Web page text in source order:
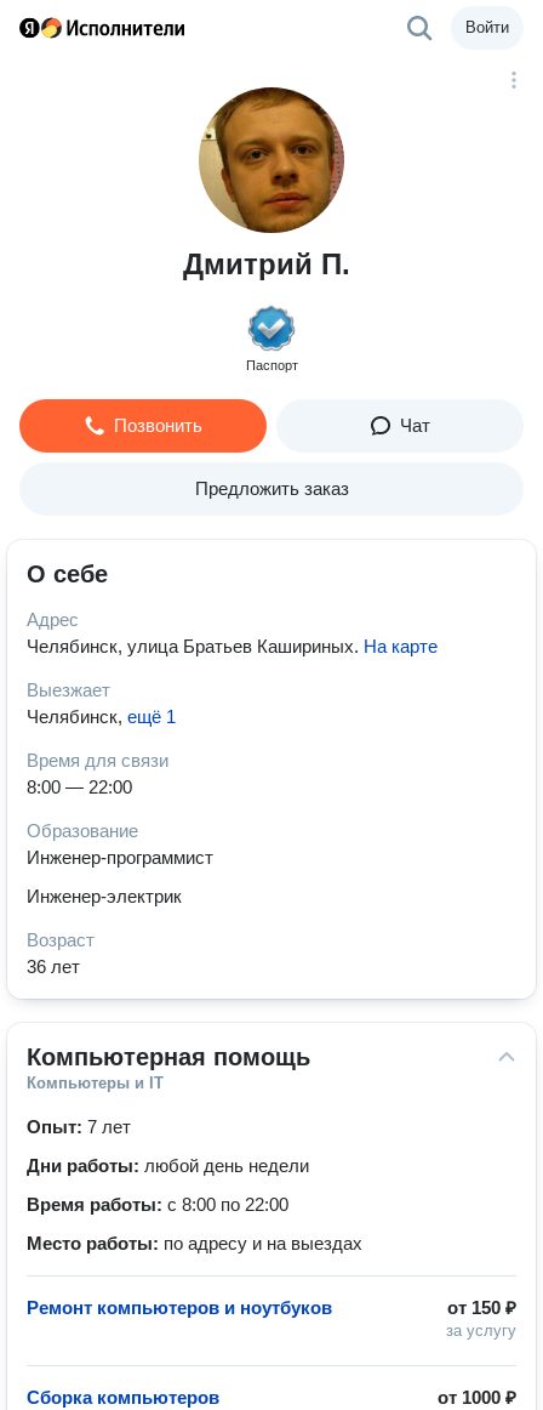
Войти
Дмитрий П.
Паспорт
Позвонить Чат
Предложить заказ
О себе
Адрес
Челябинск, улица Братьев Кашириных. На карте
Выезжает
Челябинск, ещё 1
Время для связи
8:00 — 22:00
Образование
Инженер-программист
Инженер-электрик
Возраст
36 лет
Компьютерная помощь
Компьютеры и IT
Опыт: 7 лет
Дни работы: любой день недели
Время работы: с 8:00 по 22:00
Место работы: по адресу и на выездах
от 150 ₽
за услугу
Ремонт компьютеров и ноутбуков
от 1000 ₽
Сборка компьютеров